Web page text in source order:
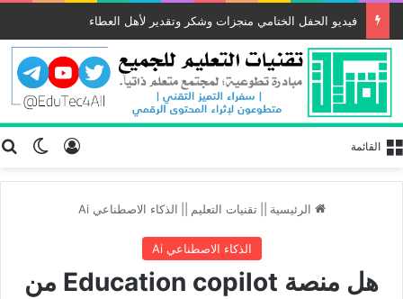
فيديو الحفل الختامي منجزات وشكر وتقدير لأهل العطاء
تسجيل القائمة
الرئيسية تقنيات التعليم الذكاء الاصطناعي Ai
الذكاء الاصطناعي Ai
هل منصة Education copilot من